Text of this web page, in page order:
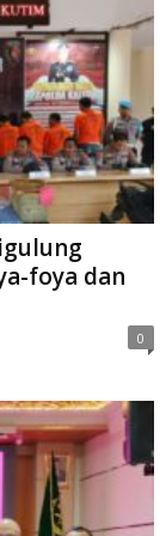
foya dan
0